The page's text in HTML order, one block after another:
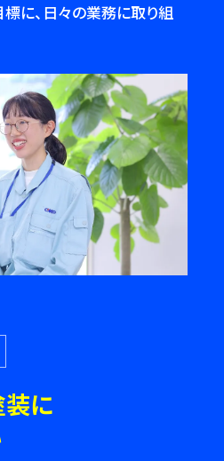
に、日々の業務に取り組
に